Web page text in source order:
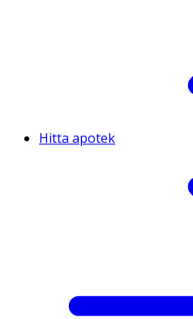
Hitta apotek